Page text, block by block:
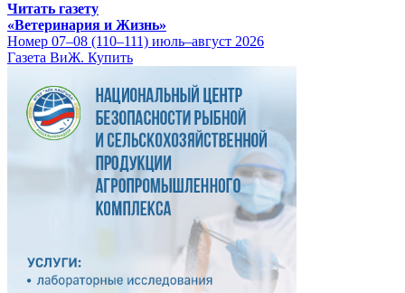
Читать газету
«Ветеринария и Жизнь»
Номер 07–08 (110–111) июль–август 2026
Газета ВиЖ. Купить